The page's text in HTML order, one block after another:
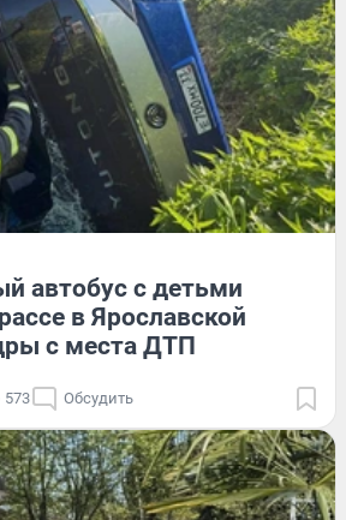
автобус с детьми
в Ярославской
с места ДТП
573 Обсудить